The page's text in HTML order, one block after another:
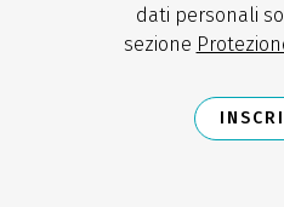
dati personali
sezione